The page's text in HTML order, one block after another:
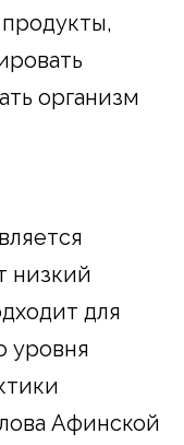
организм
низкий
для
уровня
Афинской